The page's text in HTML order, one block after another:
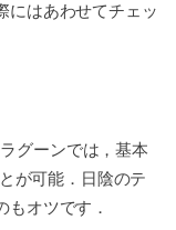
にはあわせてチェッ
グーンでは，基本
が可能．日陰のテ
もオツです．